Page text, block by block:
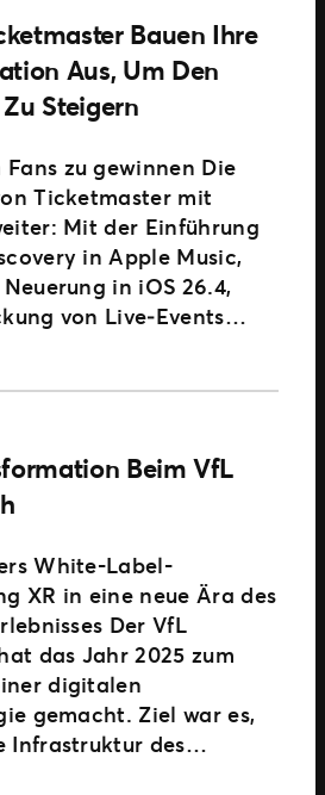
Bauen Ihre
Aus, Um Den
Steigern
Fans zu gewinnen Die
Ticketmaster mit
Mit der Einführung
in Apple Music,
in iOS 26.4,
von Live‑Events…
Beim VfL
White-Label-
XR in eine neue Ära des
Der VfL
das Jahr 2025 zum
digitalen
gemacht. Ziel war es,
Infrastruktur des…